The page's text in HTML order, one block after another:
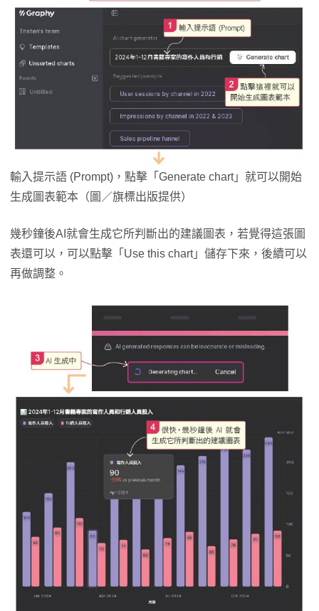
輸入提示語 (Prompt)，點擊「Generate chart」就可以開始
生成圖表範本（圖／旗標出版提供）
幾秒鐘後AI就會生成它所判斷出的建議圖表，若覺得這張圖
表還可以，可以點擊「Use this chart」儲存下來，後續可以
再做調整。